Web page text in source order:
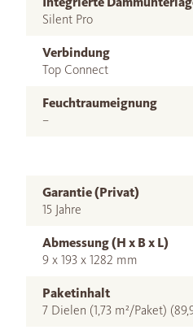
Silent Pro
Verbindung
Top Connect
Feuchtraumeignung
–
Garantie (Privat)
15 Jahre
Abmessung (H x B x L)
9 x 193 x 1282 mm
Paketinhalt
7 Dielen (1,73 m²/Paket)